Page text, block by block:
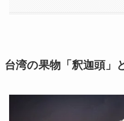
台湾の果物「釈迦頭」